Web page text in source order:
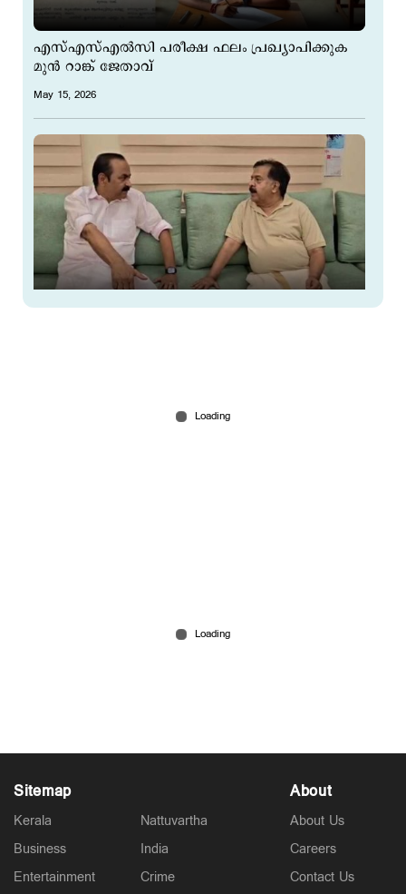
എസ്എസ്എല്‍സി പരീക്ഷ ഫലം പ്രഖ്യാപിക്കുക
മുന്‍ റാങ്ക് ജേതാവ്
May 15, 2026
ഡീന്‍ കുര്യാക്കോസ് എംപി മെമ്പര്‍ ഓഫ്
പഞ്ചായത്ത് ആകരുത്: ഇടുക്കി ഡിസിസി
Sitemap
Kerala
Business
Entertainment
Nattuvartha
India
Crime
About
About Us
Careers
Contact Us